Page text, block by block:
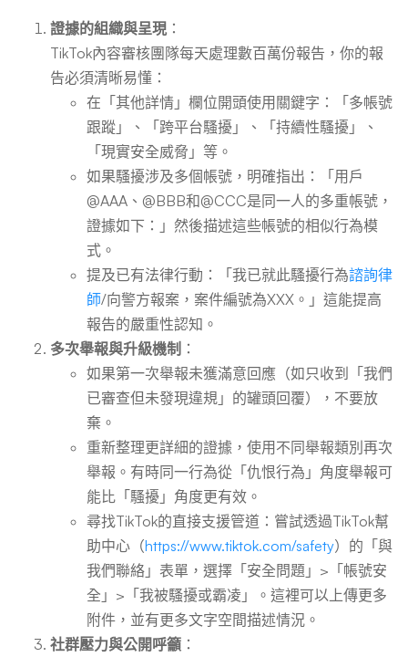
證據的組織與呈現：
TikTok內容審核團隊每天處理數百萬份報告，你的報
告必須清晰易懂：
在「其他詳情」欄位開頭使用關鍵字：「多帳號
跟蹤」、「跨平台騷擾」、「持續性騷擾」、
「現實安全威脅」等。
如果騷擾涉及多個帳號，明確指出：「用戶
@AAA、@BBB和@CCC是同一人的多重帳號，
證據如下：」然後描述這些帳號的相似行為模
式。
提及已有法律行動：「我已就此騷擾行為諮詢律
師/向警方報案，案件編號為XXX。」這能提高
報告的嚴重性認知。
多次舉報與升級機制 ：
如果第一次舉報未獲滿意回應（如只收到「我們
已審查但未發現違規」的罐頭回覆），不要放
棄。
重新整理更詳細的證據，使用不同舉報類別再次
舉報。有時同一行為從「仇恨行為」角度舉報可
能比「騷擾」角度更有效。
尋找TikTok的直接支援管道：嘗試透過TikTok幫
助中心（https://www.tiktok.com/safety）的「與
我們聯絡」表單，選擇「安全問題」>「帳號安
全」>「我被騷擾或霸凌」。這裡可以上傳更多
附件，並有更多文字空間描述情況。
社群壓力與公開呼籲 ：